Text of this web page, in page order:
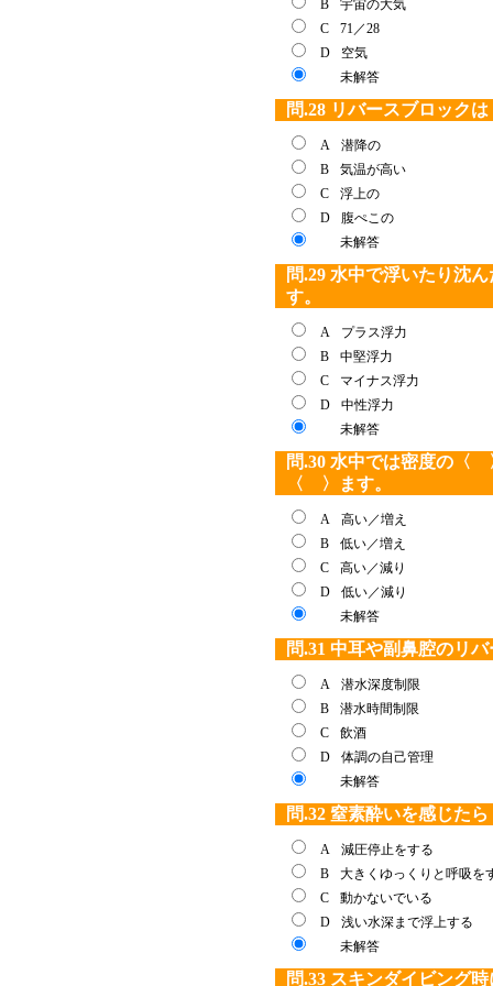
B
宇宙の大気
C
71／28
D
空気
未解答
問.28 リバースブロック
A
潜降の
B
気温が高い
C
浮上の
D
腹ぺこの
未解答
問.29 水中で浮いたり沈
す。
A
プラス浮力
B
中堅浮力
C
マイナス浮力
D
中性浮力
未解答
問.30 水中では密度の〈
〈 〉ます。
A
高い／増え
B
低い／増え
C
高い／減り
D
低い／減り
未解答
問.31 中耳や副鼻腔のリ
A
潜水深度制限
B
潜水時間制限
C
飲酒
D
体調の自己管理
未解答
問.32 窒素酔いを感じた
A
減圧停止をする
B
大きくゆっくりと呼吸を
C
動かないでいる
D
浅い水深まで浮上する
未解答
問.33 スキンダイビング